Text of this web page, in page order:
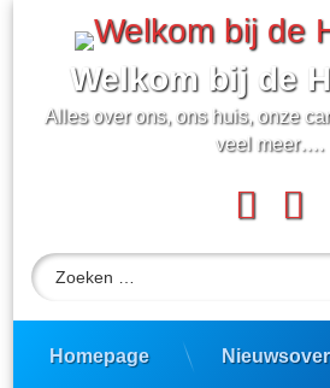
Welkom bij de
Alles over ons, ons huis, onze
veel meer….
Homepage